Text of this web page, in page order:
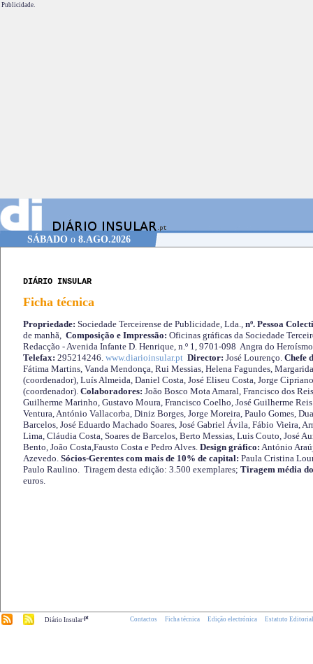
Publicidade.
SÁBADOo 8.AGO.2026
DIÁRIO INSULAR
Ficha técnica
Propriedade: Sociedade Terceirense de Publicidade, Lda., nº. Pessoa
de manhã, Composição e Impressão: Oficinas gráficas da Sociedade
Redacção - Avenida Infante D. Henrique, n.º 1, 9701-098 Angra do
Telefax: 295214246. www.diarioinsular.pt Director: José Lourenço. Chefe
Fátima Martins, Vanda Mendonça, Rui Messias, Helena Fagundes,
(coordenador), Luís Almeida, Daniel Costa, José Eliseu Costa, Jorge
(coordenador). Colaboradores: João Bosco Mota Amaral, Francisco dos
Guilherme Marinho, Gustavo Moura, Francisco Coelho, José Guilherme
Ventura, António Vallacorba, Diniz Borges, Jorge Moreira, Paulo Gomes,
Barcelos, José Eduardo Machado Soares, José Gabriel Ávila, Fábio Vieira,
Lima, Cláudia Costa, Soares de Barcelos, Berto Messias, Luis Couto, José
Bento, João Costa,Fausto Costa e Pedro Alves. Design gráfico: António
Azevedo. Sócios-Gerentes com mais de 10% de capital: Paula Cristina
Paulo Raulino. Tiragem desta edição: 3.500 exemplares; Tiragem média
euros.
Diário Insular.pt Contactos Ficha técnica Edição electrónica Estatuto Editorial